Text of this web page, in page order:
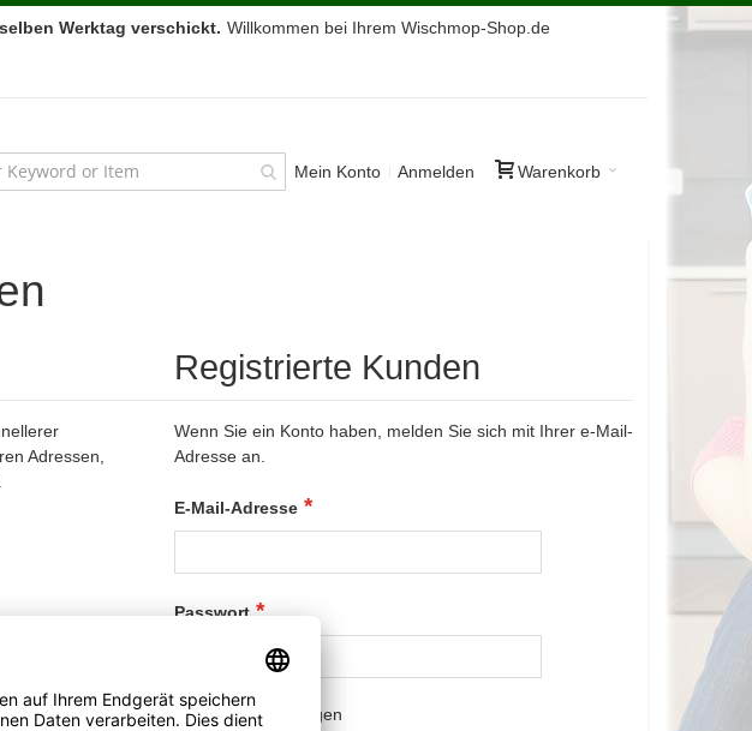
Willkommen bei Ihrem Wischmop-Shop.de
Werktag verschickt.
Mein Konto Anmelden Warenkorb
Registrierte Kunden
Wenn Sie ein Konto haben, melden Sie sich mit Ihrer e-Mail-
Adresse an.
E-Mail-Adresse
Passwort
Passwort anzeigen
Adressen,